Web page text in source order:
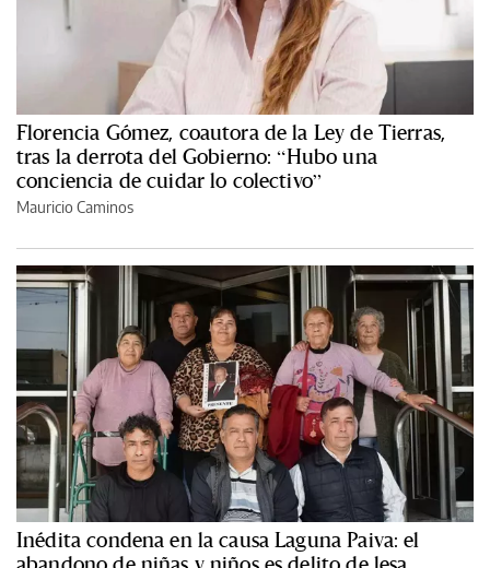
Florencia Gómez, coautora de la Ley de Tierras,
tras la derrota del Gobierno: “Hubo una
conciencia de cuidar lo colectivo”
Mauricio Caminos
Inédita condena en la causa Laguna Paiva: el